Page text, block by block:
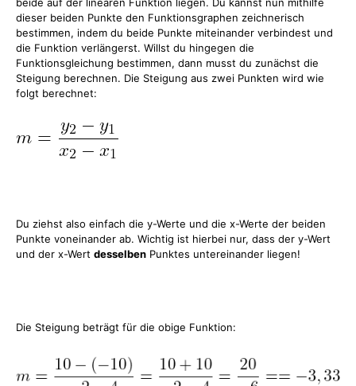
dieser beiden Punkte den Funktionsgraphen zeichnerisch
bestimmen, indem du beide Punkte miteinander verbindest und
die Funktion verlängerst. Willst du hingegen die
Funktionsgleichung bestimmen, dann musst du zunächst die
Steigung berechnen. Die Steigung aus zwei Punkten wird wie
folgt berechnet:
Du ziehst also einfach die y-Werte und die x-Werte der beiden
Punkte voneinander ab. Wichtig ist hierbei nur, dass der y-Wert
und der x-Wert desselben Punktes untereinander liegen!
Die Steigung beträgt für die obige Funktion: